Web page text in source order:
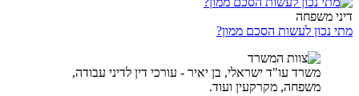
דיני משפחה
מתי נכון לעשות הסכם ממון?
משרד עו"ד ישראלי, בן יאיר - עורכי דין לדיני עבודה,
משפחה, מקרקעין ועוד.